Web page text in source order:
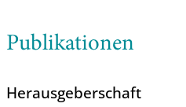
Publikationen
Herausgeberschaft